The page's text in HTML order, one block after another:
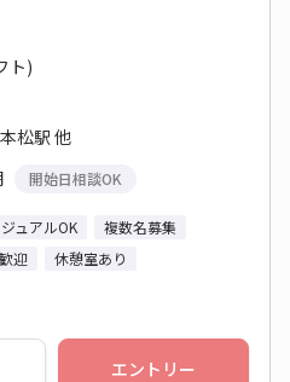
ト)
松駅 他
開始日相談OK
ュアルOK
複数名募集
迎
休憩室あり
エントリー